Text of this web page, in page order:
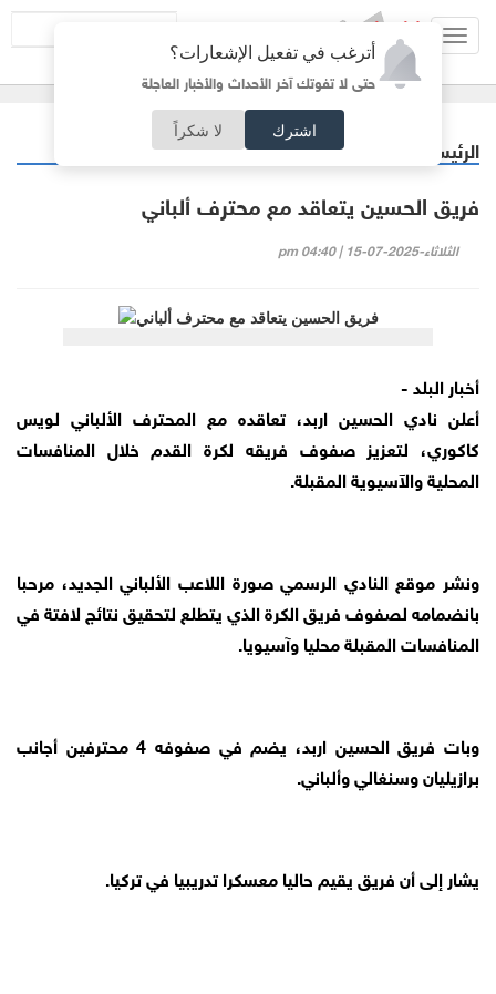
أترغب في تفعيل الإشعارات؟
حتى لا تفوتك آخر الأحداث والأخبار العاجلة
اشترك لا شكراً
الرئيسية
فريق الحسين يتعاقد مع محترف ألباني
الثلاثاء-2025-07-15 | 04:40 pm
أخبار البلد -
أعلن نادي الحسين اربد، تعاقده مع المحترف الألباني لويس
كاكوري، لتعزيز صفوف فريقه لكرة القدم خلال المنافسات
المحلية والآسيوية المقبلة.
ونشر موقع النادي الرسمي صورة اللاعب الألباني الجديد، مرحبا
بانضمامه لصفوف فريق الكرة الذي يتطلع لتحقيق نتائج لافتة في
المنافسات المقبلة محليا وآسيويا.
وبات فريق الحسين اربد، يضم في صفوفه 4 محترفين أجانب
برازيليان وسنغالي وألباني.
يشار إلى أن فريق يقيم حاليا معسكرا تدريبيا في تركيا.